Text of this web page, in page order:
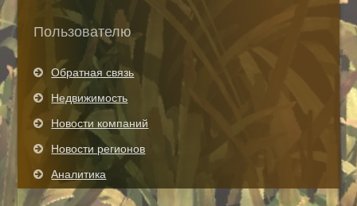
Пользователю
Обратная связь
Недвижимость
Новости компаний
Новости регионов
Аналитика